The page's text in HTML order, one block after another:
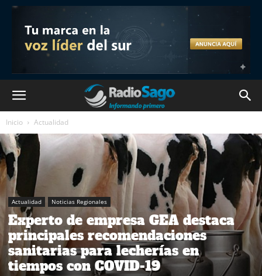
Inicio Actualidad
Actualidad Noticias Regionales
Experto de empresa GEA destaca
principales recomendaciones
sanitarias para lecherías en
tiempos con COVID-19